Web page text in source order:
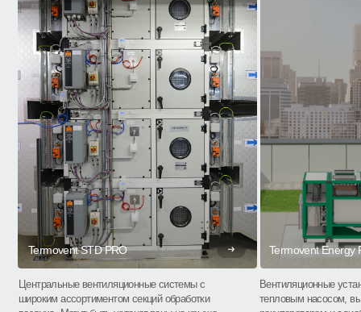
Termovent STD PRO
Центральные вентиляционные системы с
широким ассортиментом секций обработки
Termovent Energy
Вентиляционные
тепловым насосом,